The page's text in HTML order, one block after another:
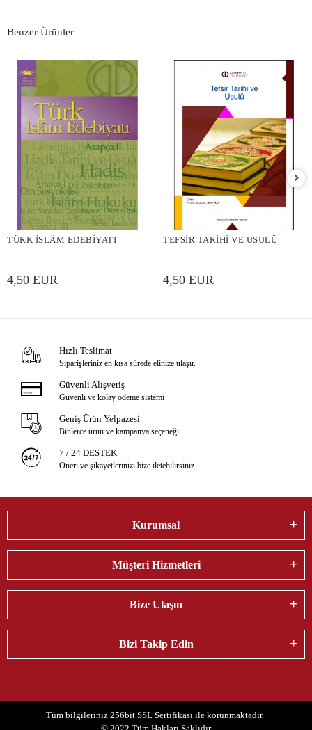
Benzer Ürünler
TÜRK İSLÂM EDEBİYATI
4,50 EUR
TEFSİR TARİHİ VE USULÜ
4,50 EUR
Hızlı Teslimat
Siparişleriniz en kısa sürede elinize ulaşır.
Güvenli Alışveriş
Güvenli ve kolay ödeme sistemi
Geniş Ürün Yelpazesi
Binlerce ürün ve kampanya seçeneği
7 / 24 DESTEK
Öneri ve şikayetlerinizi bize iletebilirsiniz.
Kurumsal
Müşteri Hizmetleri
Bize Ulaşın
Bizi Takip Edin
Tüm bilgileriniz 256bit SSL Sertifikası ile korunmaktadır.